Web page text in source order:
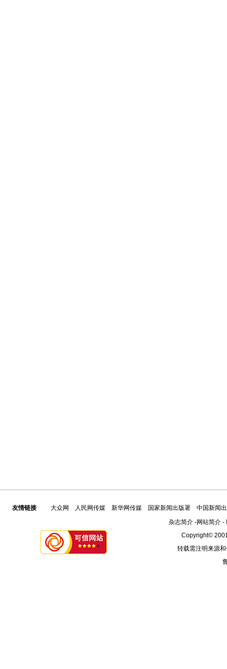
友情链接 大众网 人民网传媒 新华网传媒 国家新闻出版署
中国新闻
杂志简介-网站简介-
Copyright©
转载需注明来源